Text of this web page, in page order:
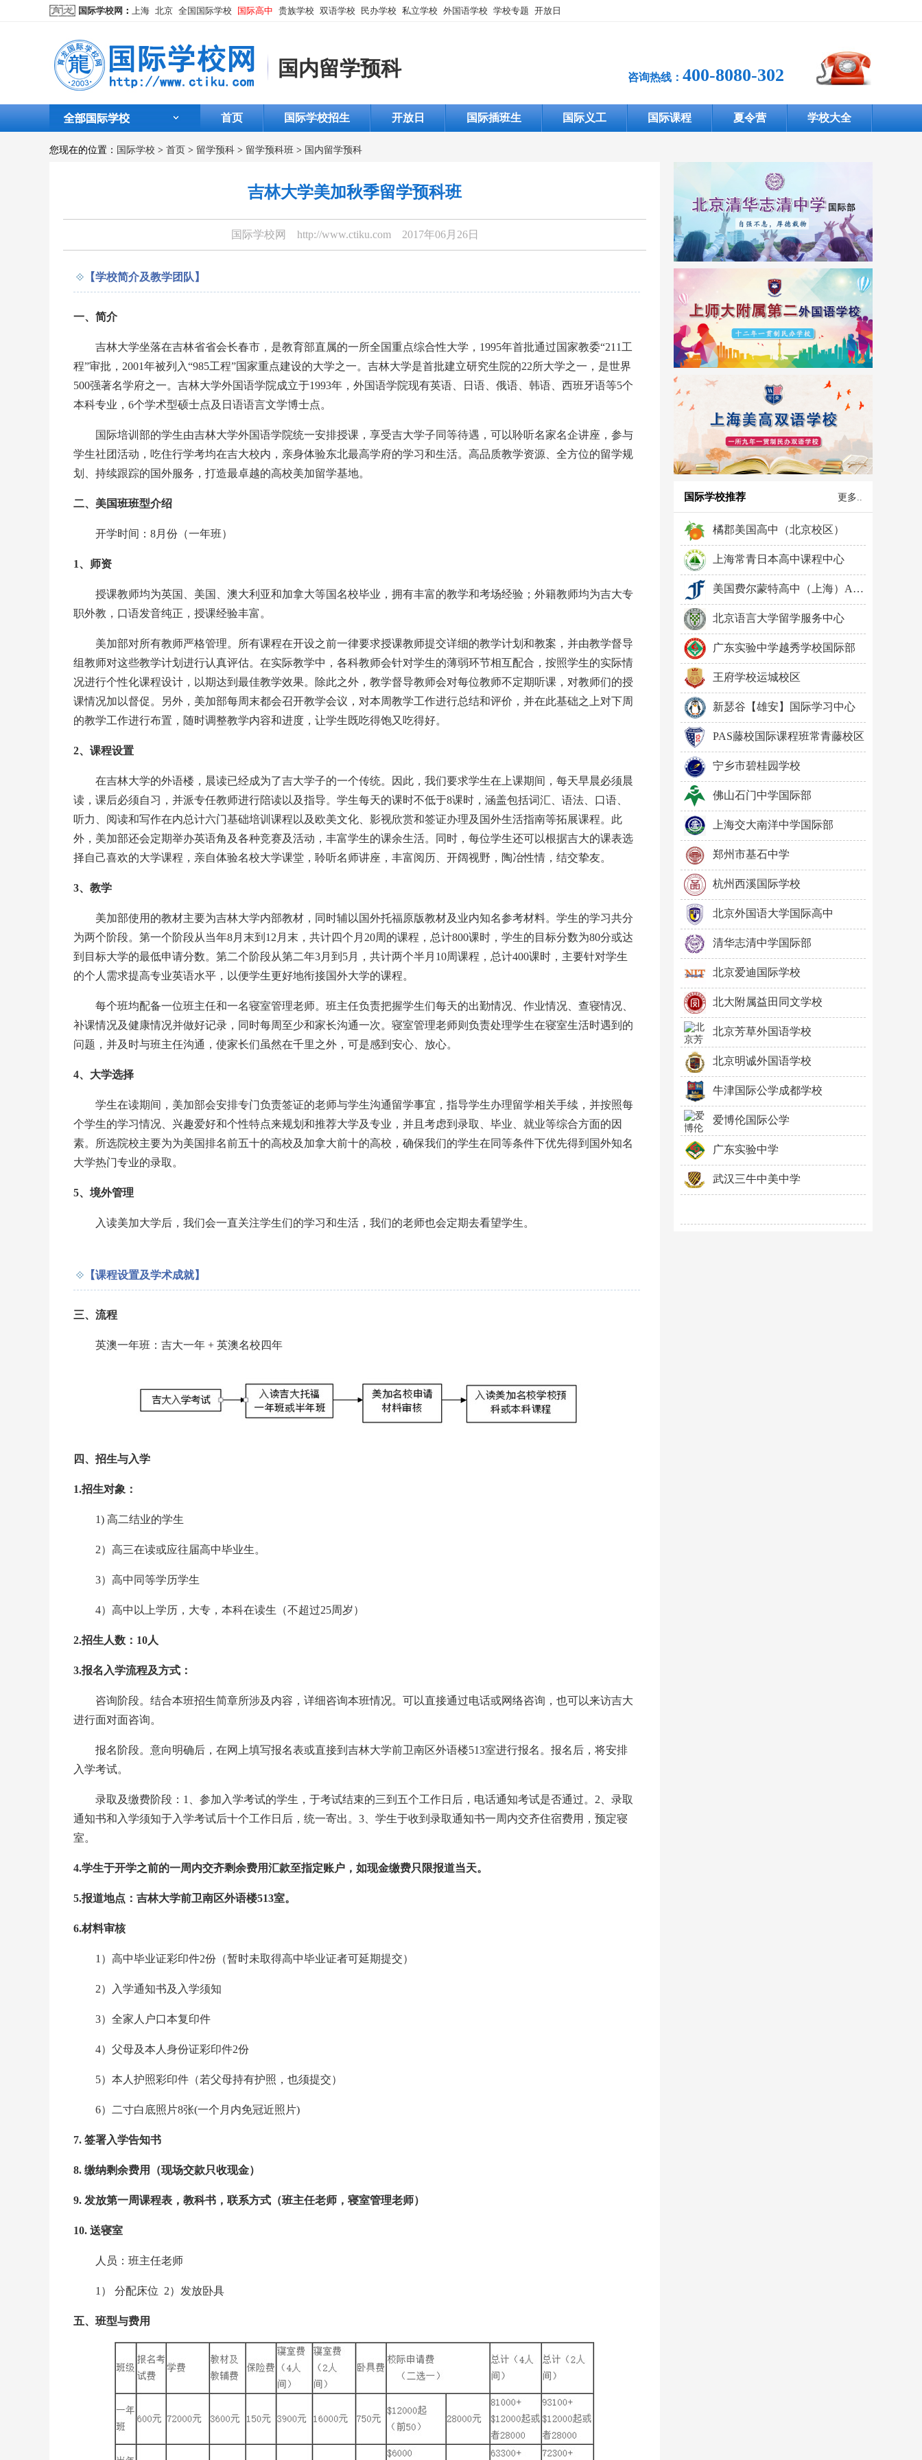
国际学校网 ： 上海 北京 全国国际学校 国际高中 贵族学校 双语学校 民办学校 私立学校 外国语学校 学校专题 开放日
国内留学预科 咨询热线： 400-8080-302
首页 国际学校招生 开放日 国际插班生 国际义工 国际课程 夏令营 学校大全
您现在的位置： 国际学校 > 首页 > 留学预科 > 留学预科班 > 国内留学预科
吉林大学美加秋季留学预科班
国际学校网 http://www.ctiku.com 2017年06月26日
【学校简介及教学团队】
一、简介
吉林大学坐落在吉林省省会长春市，是教育部直属的一所全国重点综合性大学，1995年首批通过国家教委“211工
程”审批，2001年被列入“985工程”国家重点建设的大学之一。吉林大学是首批建立研究生院的22所大学之一，是世界
500强著名学府之一。吉林大学外国语学院成立于1993年，外国语学院现有英语、日语、俄语、韩语、西班牙语等5个
本科专业，6个学术型硕士点及日语语言文学博士点。
国际培训部的学生由吉林大学外国语学院统一安排授课，享受吉大学子同等待遇，可以聆听名家名企讲座，参与
学生社团活动，吃住行学考均在吉大校内，亲身体验东北最高学府的学习和生活。高品质教学资源、全方位的留学规
划、持续跟踪的国外服务，打造最卓越的高校美加留学基地。
二、美国班班型介绍
开学时间：8月份（一年班）
1、师资
授课教师均为英国、美国、澳大利亚和加拿大等国名校毕业，拥有丰富的教学和考场经验；外籍教师均为吉大专
职外教，口语发音纯正，授课经验丰富。
美加部对所有教师严格管理。所有课程在开设之前一律要求授课教师提交详细的教学计划和教案，并由教学督导
组教师对这些教学计划进行认真评估。在实际教学中，各科教师会针对学生的薄弱环节相互配合，按照学生的实际情
况进行个性化课程设计，以期达到最佳教学效果。除此之外，教学督导教师会对每位教师不定期听课，对教师们的授
课情况加以督促。另外，美加部每周末都会召开教学会议，对本周教学工作进行总结和评价，并在此基础之上对下周
的教学工作进行布置，随时调整教学内容和进度，让学生既吃得饱又吃得好。
2、课程设置
在吉林大学的外语楼，晨读已经成为了吉大学子的一个传统。因此，我们要求学生在上课期间，每天早晨必须晨
读，课后必须自习，并派专任教师进行陪读以及指导。学生每天的课时不低于8课时，涵盖包括词汇、语法、口语、
听力、阅读和写作在内总计六门基础培训课程以及欧美文化、影视欣赏和签证办理及国外生活指南等拓展课程。此
外，美加部还会定期举办英语角及各种竞赛及活动，丰富学生的课余生活。同时，每位学生还可以根据吉大的课表选
择自己喜欢的大学课程，亲自体验名校大学课堂，聆听名师讲座，丰富阅历、开阔视野，陶冶性情，结交挚友。
3、教学
美加部使用的教材主要为吉林大学内部教材，同时辅以国外托福原版教材及业内知名参考材料。学生的学习共分
为两个阶段。第一个阶段从当年8月末到12月末，共计四个月20周的课程，总计800课时，学生的目标分数为80分或达
到目标大学的最低申请分数。第二个阶段从第二年3月到5月，共计两个半月10周课程，总计400课时，主要针对学生
的个人需求提高专业英语水平，以便学生更好地衔接国外大学的课程。
每个班均配备一位班主任和一名寝室管理老师。班主任负责把握学生们每天的出勤情况、作业情况、查寝情况、
补课情况及健康情况并做好记录，同时每周至少和家长沟通一次。寝室管理老师则负责处理学生在寝室生活时遇到的
问题，并及时与班主任沟通，使家长们虽然在千里之外，可是感到安心、放心。
4、大学选择
学生在读期间，美加部会安排专门负责签证的老师与学生沟通留学事宜，指导学生办理留学相关手续，并按照每
个学生的学习情况、兴趣爱好和个性特点来规划和推荐大学及专业，并且考虑到录取、毕业、就业等综合方面的因
素。所选院校主要为为美国排名前五十的高校及加拿大前十的高校，确保我们的学生在同等条件下优先得到国外知名
大学热门专业的录取。
5、境外管理
入读美加大学后，我们会一直关注学生们的学习和生活，我们的老师也会定期去看望学生。
【课程设置及学术成就】
三、流程
英澳一年班：吉大一年 + 英澳名校四年
四、招生与入学
1.招生对象：
1) 高二结业的学生
2）高三在读或应往届高中毕业生。
3）高中同等学历学生
4）高中以上学历，大专，本科在读生（不超过25周岁）
2.招生人数：10人
3.报名入学流程及方式：
咨询阶段。结合本班招生简章所涉及内容，详细咨询本班情况。可以直接通过电话或网络咨询，也可以来访吉大
进行面对面咨询。
报名阶段。意向明确后，在网上填写报名表或直接到吉林大学前卫南区外语楼513室进行报名。报名后，将安排
入学考试。
录取及缴费阶段：1、参加入学考试的学生，于考试结束的三到五个工作日后，电话通知考试是否通过。2、录取
通知书和入学须知于入学考试后十个工作日后，统一寄出。3、学生于收到录取通知书一周内交齐住宿费用，预定寝
室。
4.学生于开学之前的一周内交齐剩余费用汇款至指定账户，如现金缴费只限报道当天。
5.报道地点：吉林大学前卫南区外语楼513室。
6.材料审核
1）高中毕业证彩印件2份（暂时未取得高中毕业证者可延期提交）
2）入学通知书及入学须知
3）全家人户口本复印件
4）父母及本人身份证彩印件2份
5）本人护照彩印件（若父母持有护照，也须提交）
6）二寸白底照片8张(一个月内免冠近照片)
7. 签署入学告知书
8. 缴纳剩余费用（现场交款只收现金）
9. 发放第一周课程表，教科书，联系方式（班主任老师，寝室管理老师）
10. 送寝室
人员：班主任老师
1） 分配床位 2）发放卧具
五、班型与费用
国际学校推荐 更多..
橘郡美国高中（北京校区）
上海常青日本高中课程中心
美国费尔蒙特高中（上海）AP中心
北京语言大学留学服务中心
广东实验中学越秀学校国际部
王府学校运城校区
新瑟谷【雄安】国际学习中心
PAS藤校国际课程班常青藤校区
宁乡市碧桂园学校
佛山石门中学国际部
上海交大南洋中学国际部
郑州市基石中学
杭州西溪国际学校
北京外国语大学国际高中
清华志清中学国际部
北京爱迪国际学校
北大附属益田同文学校
北京芳草外国语学校
北京明诚外国语学校
牛津国际公学成都学校
爱博伦国际公学
广东实验中学
武汉三牛中美中学